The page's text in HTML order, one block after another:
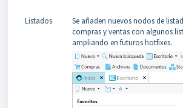
Listados
Se añaden nuevos nodos de
compras y ventas con algunos
ampliando en futuros hotfixes.